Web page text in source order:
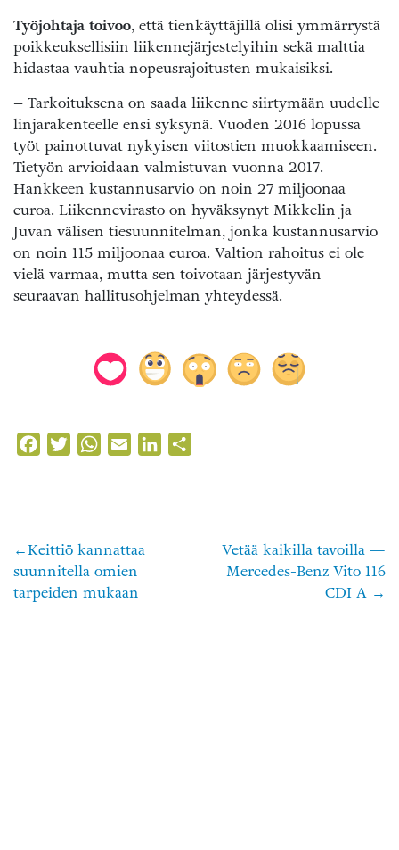
Työjohtaja toivoo, että tienkäyttäjillä olisi ymmärrystä
poikkeuksellisiin liikennejärjestelyihin sekä malttia
hidastaa vauhtia nopeusrajoitusten mukaisiksi.
– Tarkoituksena on saada liikenne siirtymään uudelle
linjarakenteelle ensi syksynä. Vuoden 2016 lopussa
työt painottuvat nykyisen viitostien muokkaamiseen.
Tietyön arvioidaan valmistuvan vuonna 2017.
Hankkeen kustannusarvio on noin 27 miljoonaa
euroa. Liikennevirasto on hyväksynyt Mikkelin ja
Juvan välisen tiesuunnitelman, jonka kustannusarvio
on noin 115 miljoonaa euroa. Valtion rahoitus ei ole
vielä varmaa, mutta sen toivotaan järjestyvän
seuraavan hallitusohjelman yhteydessä.
FacebookTwitterWhatsApp
Email LinkedIn
Artikkelien
selaus
Keittiö kannattaa
suunnitella omien
tarpeiden mukaan
Vetää kaikilla tavoilla —
Mercedes-Benz Vito 116
CDI A